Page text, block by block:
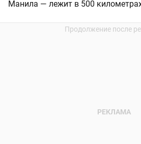
Манила — лежит в 500